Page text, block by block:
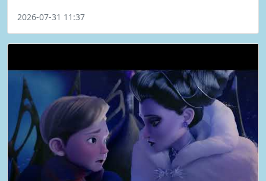
2026-07-31 11:37